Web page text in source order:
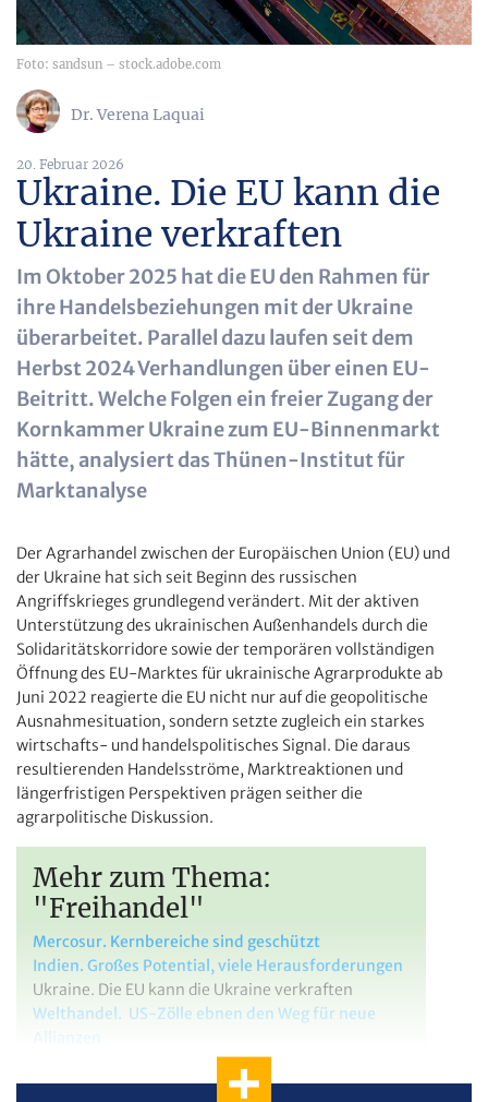
Foto: sandsun – stock.adobe.com
Dr. Verena Laquai
20. Februar 2026
Ukraine. Die EU kann die
Ukraine verkraften
Im Oktober 2025 hat die EU den Rahmen für
ihre Handelsbeziehungen mit der Ukraine
überarbeitet. Parallel dazu laufen seit dem
Herbst 2024 Verhandlungen über einen EU-
Beitritt. Welche Folgen ein freier Zugang der
Kornkammer Ukraine zum EU-Binnenmarkt
hätte, analysiert das Thünen-Institut für
Marktanalyse
Der Agrarhandel zwischen der Europäischen Union (EU) und
der Ukraine hat sich seit Beginn des russischen
Angriffskrieges grundlegend verändert. Mit der aktiven
Unterstützung des ukrainischen Außenhandels durch die
Solidaritätskorridore sowie der temporären vollständigen
Öffnung des EU-Marktes für ukrainische Agrarprodukte ab
Juni 2022 reagierte die EU nicht nur auf die geopolitische
Ausnahmesituation, sondern setzte zugleich ein starkes
wirtschafts- und handelspolitisches Signal. Die daraus
resultierenden Handelsströme, Marktreaktionen und
längerfristigen Perspektiven prägen seither die
agrarpolitische Diskussion.
Mehr zum Thema:
"Freihandel"
Mercosur. Kernbereiche sind geschützt
Indien. Großes Potential, viele Herausforderungen
Ukraine. Die EU kann die Ukraine verkraften
Welthandel. US-Zölle ebnen den Weg für neue
Allianzen